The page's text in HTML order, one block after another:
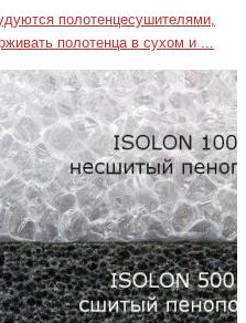
полотенцесушителями,
полотенца в сухом и ...